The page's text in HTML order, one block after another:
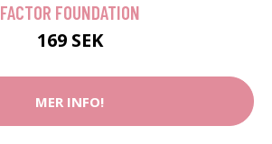
FACTOR FOUNDATION
169 SEK
MER INFO!